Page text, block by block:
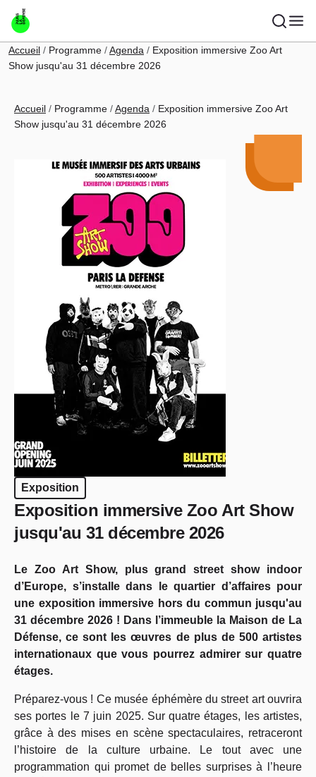
Aller au contenu principal
Fil d'Ariane
Accueil Programme Agenda
Exposition immersive Zoo Art
Show jusqu'au 31 décembre 2026
Fil d'Ariane
Accueil Programme Agenda
Exposition immersive Zoo Art
Show jusqu'au 31 décembre 2026
Exposition
Exposition immersive Zoo Art Show
jusqu'au 31 décembre 2026
Le Zoo Art Show, plus grand street show indoor
d’Europe, s’installe dans le quartier d’affaires pour
une exposition immersive hors du commun jusqu'au
31 décembre 2026 ! Dans l’immeuble la Maison de La
Défense, ce sont les œuvres de plus de 500 artistes
internationaux que vous pourrez admirer sur quatre
étages.
Préparez-vous ! Ce musée éphémère du street art ouvrira
ses portes le 7 juin 2025. Sur quatre étages, les artistes,
grâce à des mises en scène spectaculaires, retraceront
l’histoire de la culture urbaine. Le tout avec une
programmation qui promet de belles surprises à l’heure